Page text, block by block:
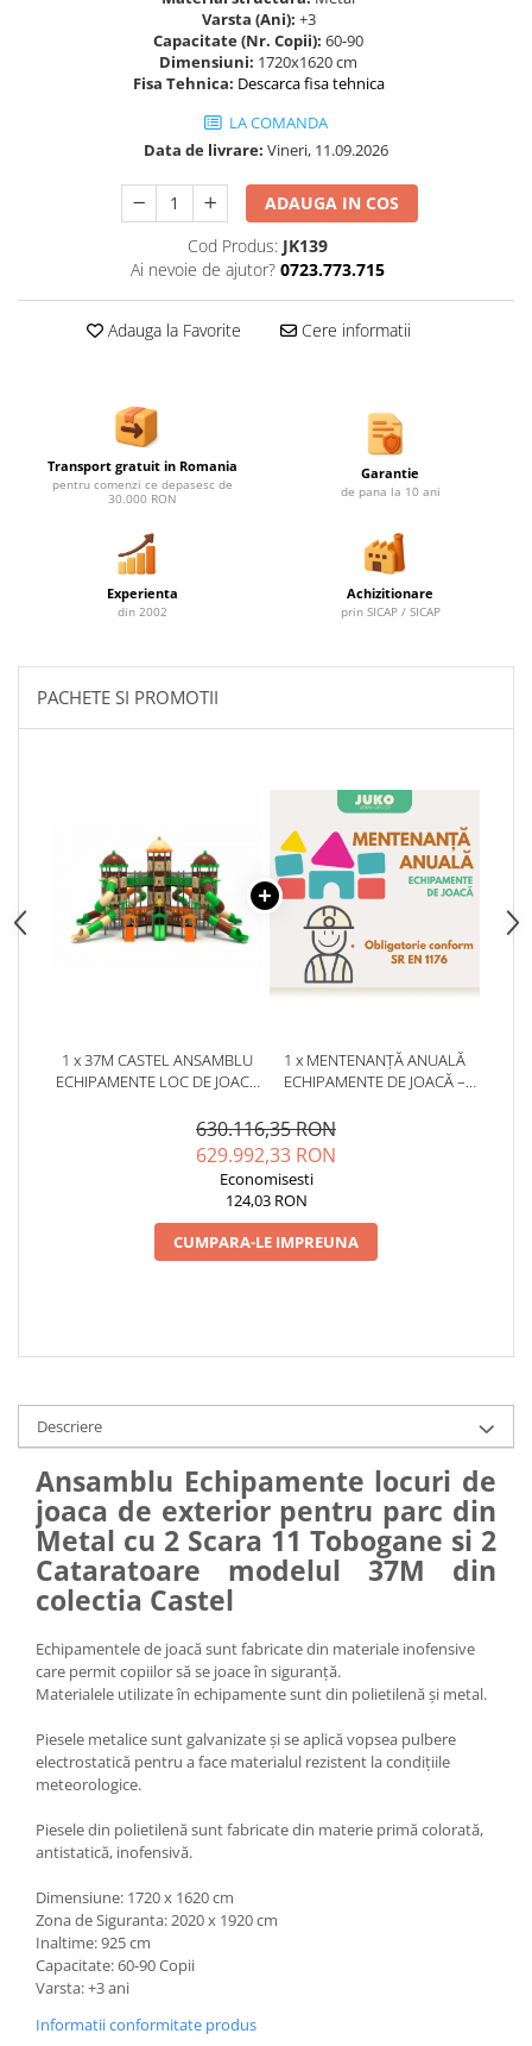
Ghivece de exterior
Ghivece din beton
Stalpi / bolarzi de delimitare
Cismea stradala / gradina
Magazie pubele / tomberoane
Mobilier urban DIZABILITATI
Varsta (Ani): +3
Capacitate (Nr. Copii): 60-90
Dimensiuni: 1720x1620 cm
Fisa Tehnica: Descarca fisa tehnica
LA COMANDA
Data de livrare: Vineri, 11.09.2026
ADAUGA IN COS
Cod Produs: JK139
Ai nevoie de ajutor? 0723.773.715
Adauga la Favorite Cere informatii
Transport gratuit in Romania
pentru comenzi ce depasesc de
30.000 RON
Garantie
de pana la 10 ani
Experienta
din 2002
Achizitionare
prin SICAP / SICAP
PACHETE SI PROMOTII
1 x 37M CASTEL ANSAMBLU
ECHIPAMENTE LOC DE JOACA
CU 2 SCARI 11 TOBOGANE SI 2
CATARATOARE
1 x MENTENANȚĂ ANUALĂ
ECHIPAMENTE DE JOACĂ –
CONFORM SR EN 1176
630.116,35 RON
629.992,33 RON
Economisesti
124,03 RON
CUMPARA-LE IMPREUNA
Descriere
Ansamblu Echipamente locuri de
joaca de exterior pentru parc din
Metal cu 2 Scara 11 Tobogane si 2
Cataratoare modelul 37M din
colectia Castel
Echipamentele de joacă sunt fabricate din materiale inofensive
care permit copiilor să se joace în siguranță.
Materialele utilizate în echipamente sunt din polietilenă și metal.
Piesele metalice sunt galvanizate și se aplică vopsea pulbere
electrostatică pentru a face materialul rezistent la condițiile
meteorologice.
Piesele din polietilenă sunt fabricate din materie primă colorată,
antistatică, inofensivă.
Dimensiune: 1720 x 1620 cm
Zona de Siguranta: 2020 x 1920 cm
Inaltime: 925 cm
Capacitate: 60-90 Copii
Varsta: +3 ani
Informatii conformitate produs